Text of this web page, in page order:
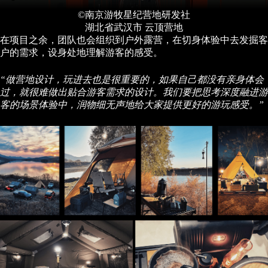
©南京游牧星纪营地研发社
湖北省武汉市 云顶营地
在项目之余，团队也会组织到户外露营，在切身体验中去发掘客
户的需求，设身处地理解游客的感受。
“做营地设计，玩进去也是很重要的，如果自己都没有亲身体会
过，就很难做出贴合游客需求的设计。我们要把思考深度融进游
客的场景体验中，润物细无声地给大家提供更好的游玩感受。”